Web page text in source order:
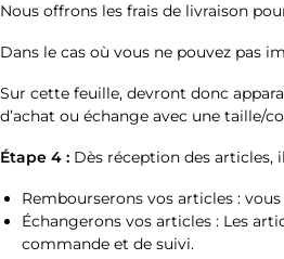
Nous offrons les frais de livraison
Dans le cas où vous ne pouvez pas
Sur cette feuille, devront donc
d’achat ou échange avec une taille/
Étape 4 : Dès réception des articles,
Rembourserons vos articles :
Échangerons vos articles : Les
commande et de suivi.